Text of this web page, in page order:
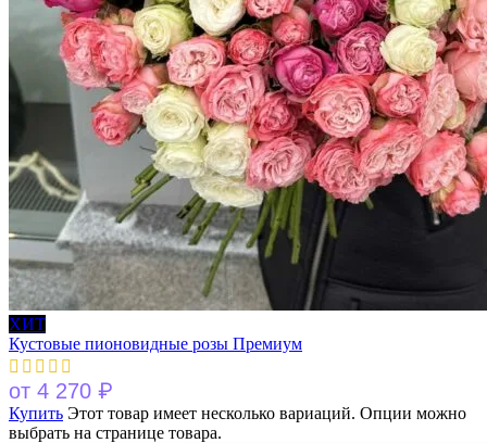
ХИТ
Кустовые пионовидные розы Премиум
от 4 270 ₽
Купить Этот товар имеет несколько вариаций. Опции можно
выбрать на странице товара.